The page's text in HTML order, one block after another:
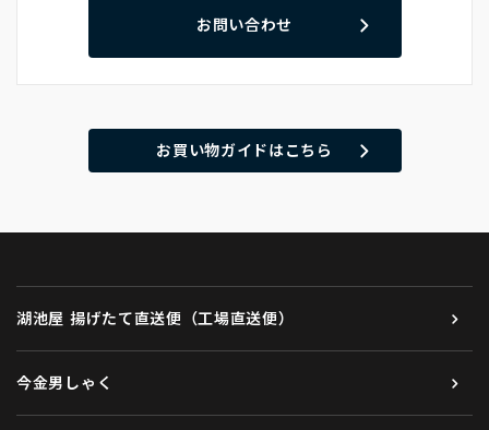
お問い合わせ
お買い物ガイドはこちら
湖池屋 揚げたて直送便（工場直送便）
今金男しゃく